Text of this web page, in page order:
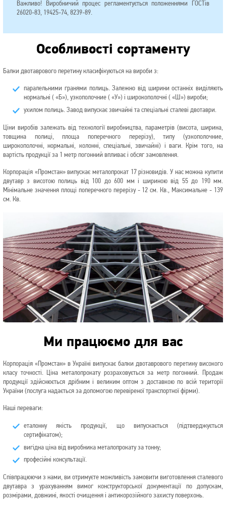
Важливо! Виробничий процес регламентується положеннями ГОСТів
26020-83, 19425-74, 8239-89.
Особливості сортаменту
Балки двотаврового перетину класифікуються на вироби з:
паралельними гранями полиць. Залежно від ширини останніх виділяють
нормальні ( «Б»), узкополочние ( «У») і широкополочні ( «Ш») вироби;
ухилом полиць. Завод випускає звичайні та спеціальні сталеві двотаври.
Ціни виробів залежать від технології виробництва, параметрів (висота, ширина,
товщина полиці, площа поперечного перерізу), типу (узкополочние,
широкополочні, нормальні, колонні, спеціальні, звичайні) і ваги. Крім того, на
вартість продукції за 1 метр погонний впливає і обсяг замовлення.
Корпорація «Промстан» випускає металопрокат 17 різновидів. У нас можна купити
двутавр з висотою полиць від 100 до 600 мм і шириною від 55 до 190 мм.
Мінімальне значення площі поперечного перерізу - 12 см. Кв., Максимальне - 139
см. Кв.
Ми працюємо для вас
Корпорація «Промстан» в Україні випускає балки двотаврового перетину високого
класу точності. Ціна металопрокату розраховується за метр погонний. Продаж
продукції здійснюється дрібним і великим оптом з доставкою по всій території
України (послуга надається за допомогою перевіреної транспортної фірми).
Наші переваги:
еталонну якість продукції, що випускається (підтверджується
сертифікатом);
вигідна ціна від виробника металопрокату за тонну;
професійні консультації.
Співпрацюючи з нами, ви отримуєте можливість замовити виготовлення сталевого
двутавра з урахуванням вимог конструкторської документації по допускам,
розмірами, довжині, якості очищення і антикорозійного захисту поверхонь.